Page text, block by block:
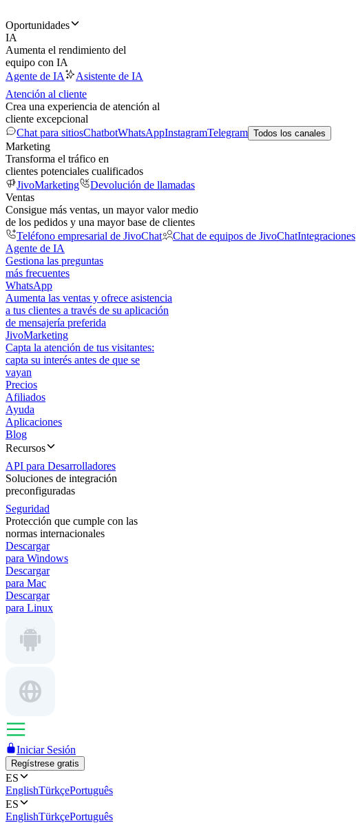
Oportunidades
IA
Aumenta el rendimiento del
equipo con IA
Agente de IA
Asistente de IA
Atención al cliente
Crea una experiencia de atención al
cliente excepcional
Chat para sitiosChatbotWhatsAppInstagramTelegram Todos los canales
Marketing
Transforma el tráfico en
clientes potenciales cualificados
JivoMarketing
Devolución de llamadas
Ventas
Consigue más ventas, un mayor valor medio
de los pedidos y una mayor base de clientes
Teléfono empresarial de JivoChat
Chat de equipos de JivoChatIntegraciones
Agente de IA
Gestiona las preguntas
más frecuentes
WhatsApp
Aumenta las ventas y ofrece asistencia
a tus clientes a través de su aplicación
de mensajería preferida
JivoMarketing
Capta la atención de tus visitantes:
capta su interés antes de que se
vayan
Precios
Afiliados
Ayuda
Aplicaciones
Blog
Recursos
API para Desarrolladores
Soluciones de integración
preconfiguradas
Seguridad
Protección que cumple con las
normas internacionales
Descargar
para Windows
Descargar
para Mac
Descargar
para Linux
Iniciar Sesión
Regístrese gratis
ES
EnglishTürkçePortuguês
ES
EnglishTürkçePortuguês